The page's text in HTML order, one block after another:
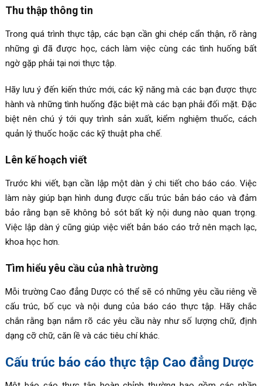
Thu thập thông tin
Trong quá trình thực tập, các bạn cần ghi chép cẩn thận, rõ ràng
những gì đã được học, cách làm việc cùng các tình huống bất
ngờ gặp phải tại nơi thực tập.
Hãy lưu ý đến kiến thức mới, các kỹ năng mà các bạn được thực
hành và những tình huống đặc biệt mà các bạn phải đối mặt. Đặc
biệt nên chú ý tới quy trình sản xuất, kiểm nghiệm thuốc, cách
quản lý thuốc hoặc các kỹ thuật pha chế.
Lên kế hoạch viết
Trước khi viết, bạn cần lập một dàn ý chi tiết cho báo cáo. Việc
làm này giúp bạn hình dung được cấu trúc bản báo cáo và đảm
bảo rằng bạn sẽ không bỏ sót bất kỳ nội dung nào quan trọng.
Việc lập dàn ý cũng giúp việc viết bản báo cáo trở nên mạch lạc,
khoa học hơn.
Tìm hiểu yêu cầu của nhà trường
Mỗi trường Cao đẳng Dược có thể sẽ có những yêu cầu riêng về
cấu trúc, bố cục và nội dung của báo cáo thực tập. Hãy chắc
chắn rằng bạn nắm rõ các yêu cầu này như số lượng chữ, định
dạng cỡ chữ, căn lề và các tiêu chí khác.
Cấu trúc báo cáo thực tập Cao đẳng Dược